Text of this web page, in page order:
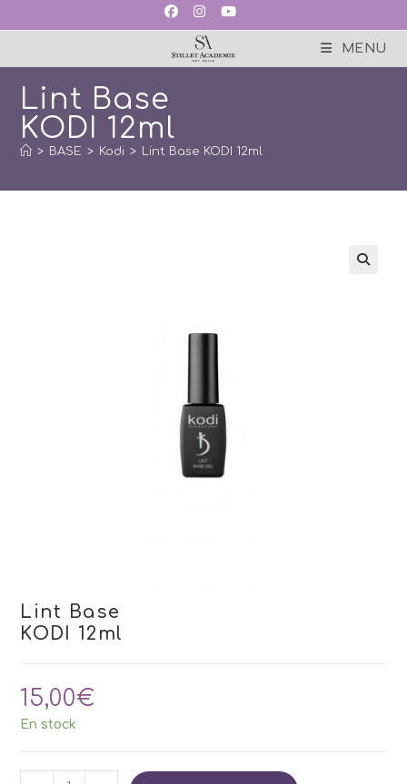
MENU
Lint Base
KODI 12ml
> BASE > Kodi > Lint Base KODI 12ml
Lint Base
KODI 12ml
15,00€
En stock
quantité